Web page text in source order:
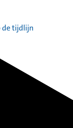
de tijdlijn